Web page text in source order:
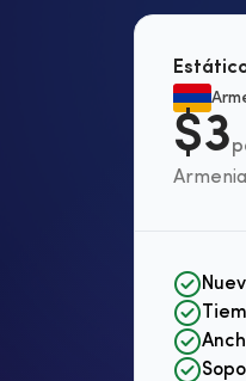
$3